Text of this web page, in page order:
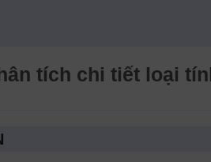
tích chi tiết loại